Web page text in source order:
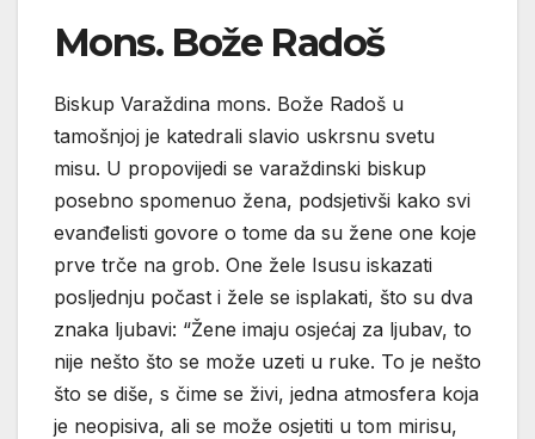
Mons. Bože Radoš
Biskup Varaždina mons. Bože Radoš u
tamošnjoj je katedrali slavio uskrsnu svetu
misu. U propovijedi se varaždinski biskup
posebno spomenuo žena, podsjetivši kako svi
evanđelisti govore o tome da su žene one koje
prve trče na grob. One žele Isusu iskazati
posljednju počast i žele se isplakati, što su dva
znaka ljubavi: “Žene imaju osjećaj za ljubav, to
nije nešto što se može uzeti u ruke. To je nešto
što se diše, s čime se živi, jedna atmosfera koja
je neopisiva, ali se može osjetiti u tom mirisu,